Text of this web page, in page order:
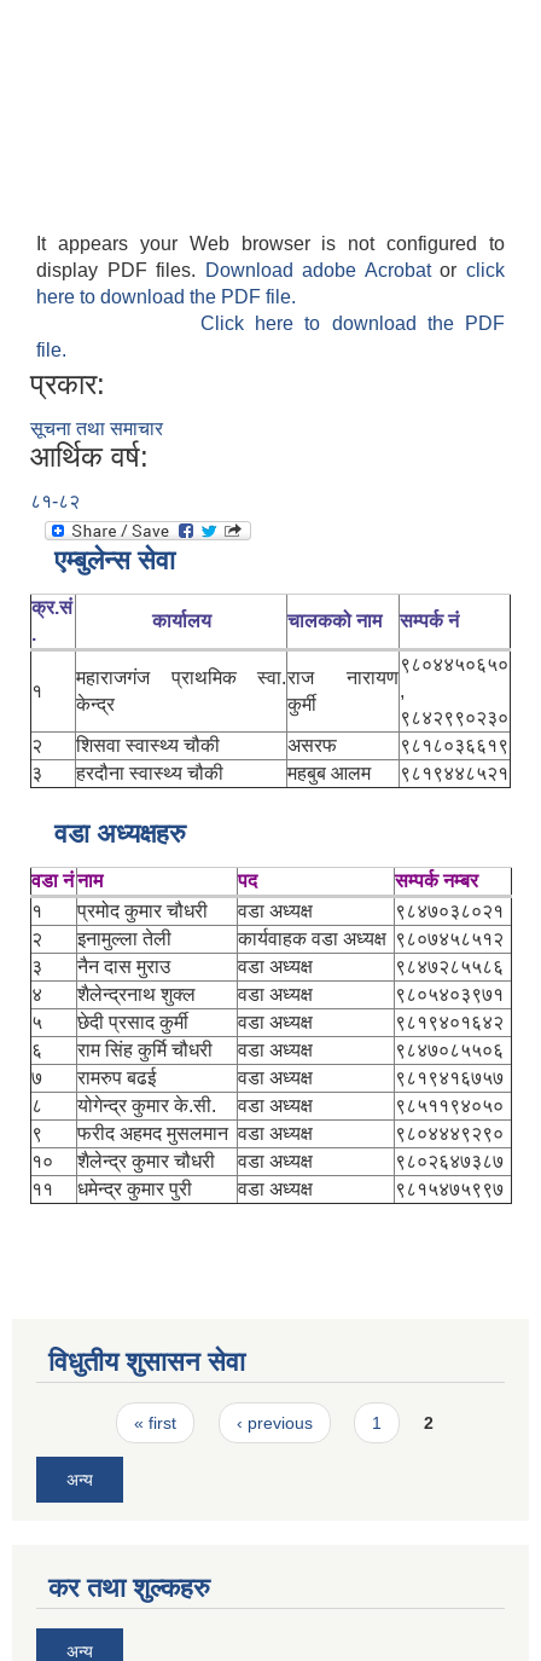
It appears your Web browser is not configured to
display PDF files.
Download adobe Acrobatorclick
here to download the PDF file.
Click here to download the PDF
file.
प्रकार:
सूचना तथा समाचार
आर्थिक वर्ष:
८१-८२
एम्बुलेन्स सेवा
क्र.सं
.
कार्यालय चालकको नाम सम्पर्क नं
१
महाराजगंज प्राथमिक स्वा.
केन्द्र
राज नारायण
कुर्मी
९८०४४५०६५०
,
९८४२९९०२३०
२
शिसवा स्वास्थ्य चौकी असरफ
९८१८०३६६१९
३
हरदौना स्वास्थ्य चौकी महबुब आलम ९८१९४४८५२१
वडा अध्यक्षहरु
वडा नंनाम पद
सम्पर्क नम्बर
१
प्रमोद कुमार चौधरी वडा अध्यक्ष
९८४७०३८०२१
२
इनामुल्ला तेली कार्यवाहक वडा अध्यक्ष ९८०७४५८५१२
३
नैन दास मुराउ वडा अध्यक्ष
९८४७२८५५८६
४
शैलेन्द्रनाथ शुक्ल वडा अध्यक्ष
९८०५४०३९७१
५
छेदी प्रसाद कुर्मी वडा अध्यक्ष
९८१९४०१६४२
६
राम सिंह कुर्मि चौधरी वडा अध्यक्ष
९८४७०८५५०६
७
रामरुप बढई वडा अध्यक्ष
९८१९४१६७५७
८
योगेन्द्र कुमार के.सी. वडा अध्यक्ष
९८५११९४०५०
९
फरीद अहमद मुसलमान वडा अध्यक्ष
९८०४४४९२९०
१०
शैलेन्द्र कुमार चौधरी वडा अध्यक्ष
९८०२६४७३८७
११
धमेन्द्र कुमार पुरी वडा अध्यक्ष ९८१५४७५९९७
विधुतीय शुसासन सेवा
Pages« first ‹ previous 1 2
अन्य
कर तथा शुल्कहरु
अन्य